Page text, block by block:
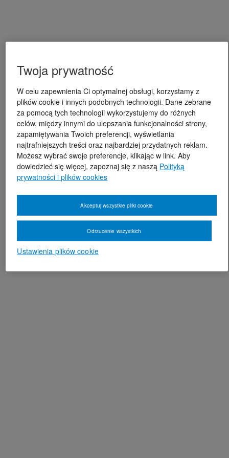
Twoja prywatność
W celu zapewnienia Ci optymalnej obsługi, korzystamy z
plików cookie i innych podobnych technologii. Dane zebrane
za pomocą tych technologii wykorzystujemy do różnych
celów, między innymi do ulepszania funkcjonalności strony,
zapamiętywania Twoich preferencji, wyświetlania
najtrafniejszych treści oraz najbardziej przydatnych reklam.
Możesz wybrać swoje preferencje, klikając w link. Aby
dowiedzieć się więcej, zapoznaj się z naszą Polityką
prywatności i plików cookies
Ustawienia plików cookie
Odrzucenie wszystkich
Akceptuj wszystkie pliki cookie